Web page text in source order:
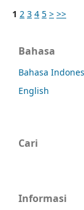
1 2 3 4 5 > >>
Bahasa
Bahasa
English
Cari
Informasi